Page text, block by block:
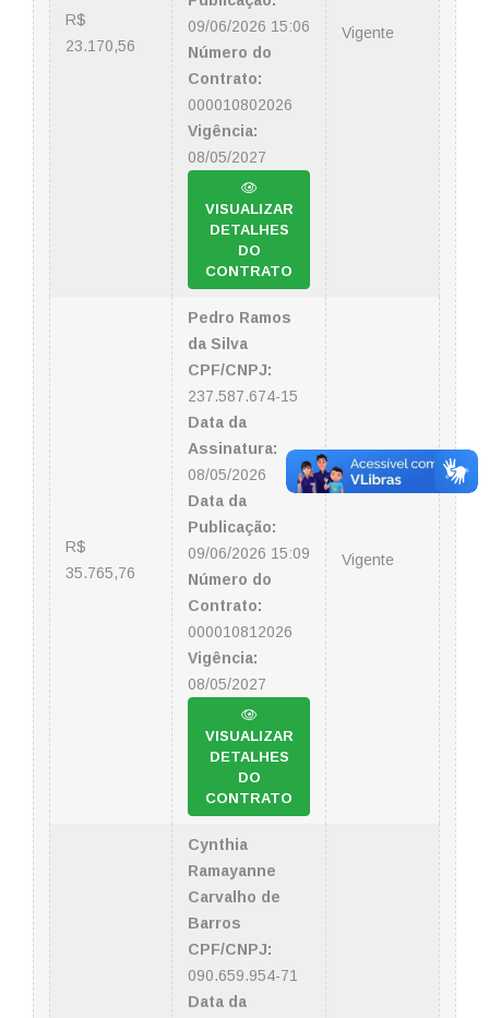
R$
23.170,56
09/06/2026 15:06
Número do
Contrato:
000010802026
Vigência:
08/05/2027
VISUALIZAR
DETALHES
DO
CONTRATO
Vigente
R$
35.765,76
Pedro Ramos
da Silva
CPF/CNPJ:
237.587.674-15
Data da
Assinatura:
08/05/2026
Data da
Publicação:
09/06/2026 15:09
Número do
Contrato:
000010812026
Vigência:
08/05/2027
VISUALIZAR
DETALHES
DO
CONTRATO
Vigente
Cynthia
Ramayanne
Carvalho de
Barros
CPF/CNPJ:
090.659.954-71
Data da